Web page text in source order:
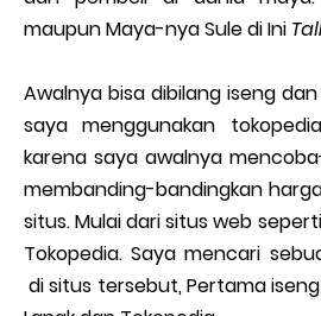
maupun Maya-nya Sule di Ini
Awalnya bisa dibilang iseng
saya menggunakan
karena saya awalnya
membanding-bandingkan
situs. Mulai dari situs web seperti
Tokopedia. Saya mencari
di situs tersebut, Pertama